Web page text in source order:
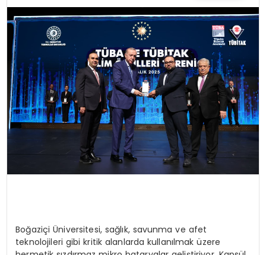
KÜLTÜR & SANAT
SPOR
SAĞLIK
Boğaziçi Üniversitesi, sağlık, savunma ve afet
teknolojileri gibi kritik alanlarda kullanılmak üzere